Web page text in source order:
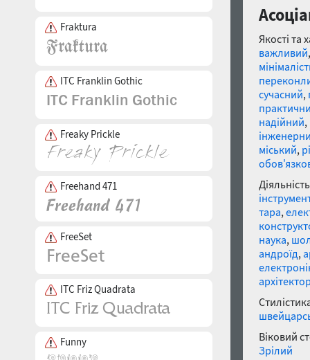
Fraktura
ITC Franklin Gothic
Freaky Prickle
Freehand 471
FreeSet
ITC Friz Quadrata
Funny
Якості та
важливий
сучасний,
надійний,
міський,
тара,
наука,
андроїд,
Віковий
Зрілий